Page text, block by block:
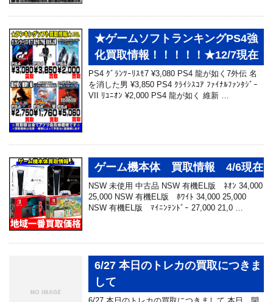
★ゲームソフトランキングPS4強
化買取情報！！！！！★12/7現在
PS4 ｸﾞﾗﾝﾂｰﾘｽﾓ7 ¥3,080 PS4 龍が如く7外伝 名
を消した男 ¥3,850 PS4 ｸﾗｲｼｽｺｱ ﾌｧｲﾅﾙﾌｧﾝﾀｼﾞｰ
VII ﾘﾕﾆｵﾝ ¥2,000 PS4 龍が如く 維新 …
ゲーム機本体 買取情報 4/6現在
NSW 未使用 中古品 NSW 有機EL版 ﾈｵﾝ 34,000
25,000 NSW 有機EL版 ﾎﾜｲﾄ 34,000 25,000
NSW 有機EL版 ﾏｲﾆﾝﾃﾝﾄﾞｰ 27,000 21,0 …
6/27 本日のトレカの買取につきま
して